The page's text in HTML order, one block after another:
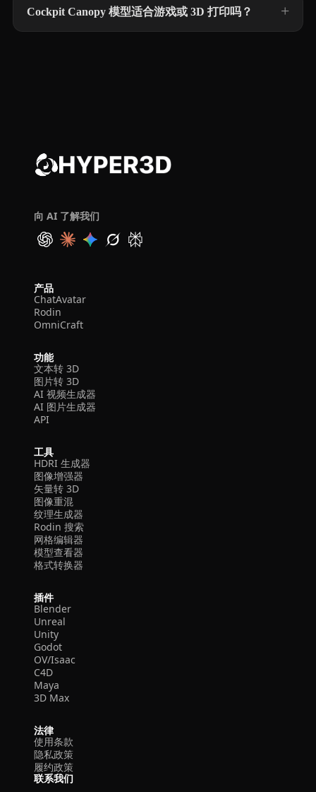
Cockpit Canopy 模型适合游戏或 3D 打印吗？
向 AI 了解我们
产品
ChatAvatar
Rodin
OmniCraft
功能
文本转 3D
图片转 3D
AI 视频生成器
AI 图片生成器
API
工具
HDRI 生成器
图像增强器
矢量转 3D
图像重混
纹理生成器
Rodin 搜索
网格编辑器
模型查看器
格式转换器
插件
Blender
Unreal
Unity
Godot
OV/Isaac
C4D
Maya
3D Max
法律
使用条款
隐私政策
履约政策
联系我们